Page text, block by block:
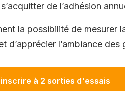
de l’adhésion
la possibilité de mesurer
d’apprécier l’ambiance des
à 2 sorties d'essais